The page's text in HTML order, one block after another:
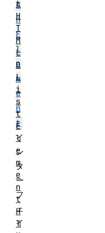
o
n
E
l
e
m
e
n
t
イ
ン
タ
ー
フ
ェ
イ
t
H
T
M
L
D
L
i
s
t
E
l
e
m
e
n
t
H
T